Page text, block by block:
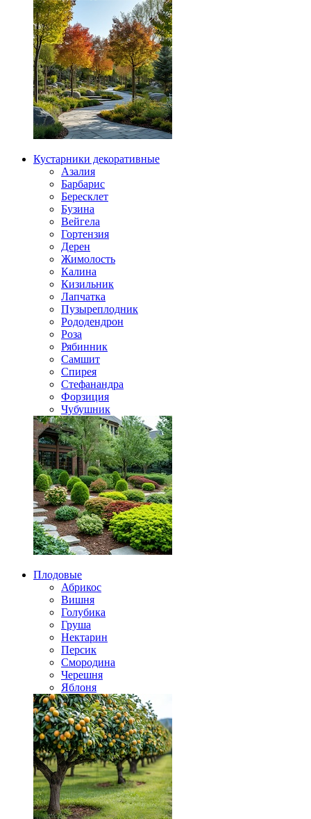
Кустарники декоративные
Азалия
Барбарис
Бересклет
Бузина
Вейгела
Гортензия
Дерен
Жимолость
Калина
Кизильник
Лапчатка
Пузыреплодник
Рододендрон
Роза
Рябинник
Самшит
Спирея
Стефанандра
Форзиция
Чубушник
Плодовые
Абрикос
Вишня
Голубика
Груша
Нектарин
Персик
Смородина
Черешня
Яблоня